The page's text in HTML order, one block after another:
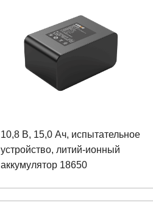
10,8 В, 15,0 Ач, испытательное
устройство, литий-ионный
аккумулятор 18650